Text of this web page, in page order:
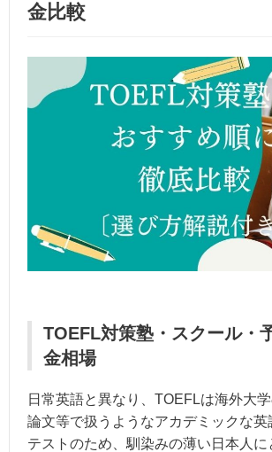
金比較
TOEFL対策塾・スクール・
金相場
日常英語と異なり、TOEFLは海外大
論文等で扱うようなアカデミックな英
テストのため、馴染みの薄い日本人に